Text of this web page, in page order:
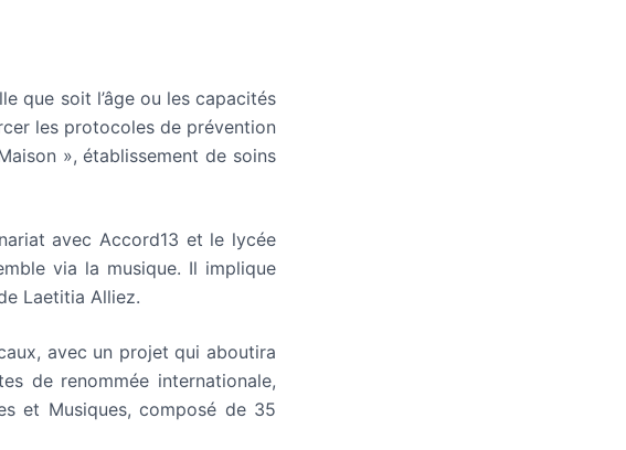
que soit l’âge ou les capacités
les protocoles de prévention
», établissement de soins
avec Accord13 et le lycée
via la musique. Il implique
Laetitia Alliez.
avec un projet qui aboutira
de renommée internationale,
et Musiques, composé de 35